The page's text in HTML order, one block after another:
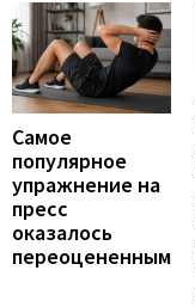
Самое
популярное
упражнение на
пресс
оказалось
переоцененным